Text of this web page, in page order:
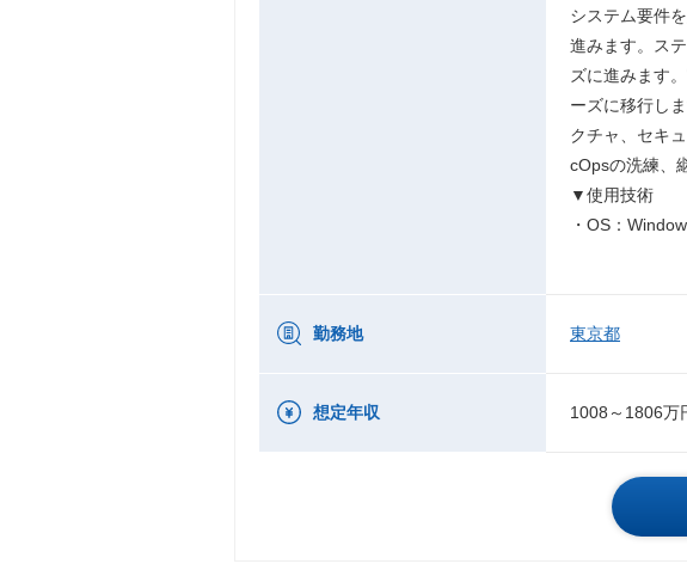
システム要件
進みます。ス
ズに進みます
ーズに移行し
クチャ、セキ
cOpsの洗練、
▼使用技術
・OS：
勤務地 東京都
想定年収 1008～1806万